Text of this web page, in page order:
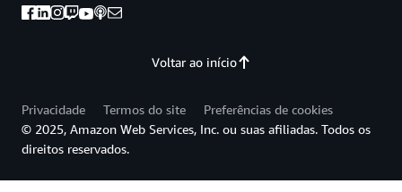
Voltar ao início
Privacidade Termos do site
Preferências de cookies
© 2025, Amazon Web Services, Inc. ou suas afiliadas. Todos os
direitos reservados.